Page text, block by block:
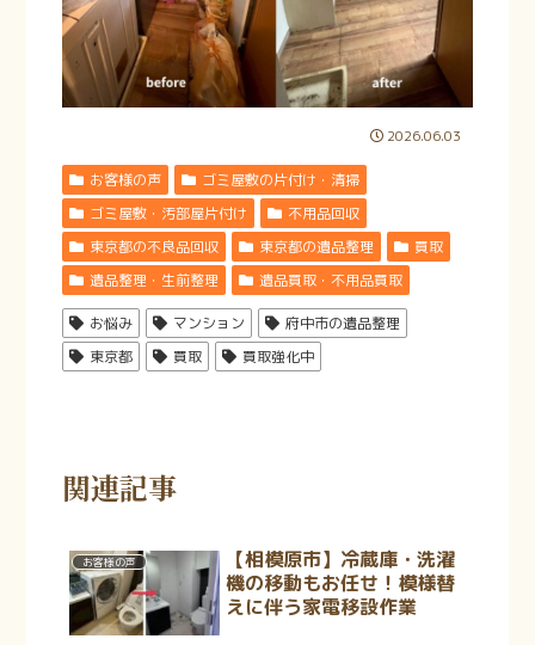
2026.06.03
お客様の声
ゴミ屋敷の片付け・清掃
ゴミ屋敷・汚部屋片付け
不用品回収
東京都の不良品回収
東京都の遺品整理
買取
遺品整理・生前整理
遺品買取・不用品買取
お悩み マンション
府中市の遺品整理
東京都
買取 買取強化中
関連記事
お客様の声
【相模原市】冷蔵庫・洗濯
機の移動もお任せ！模様替
えに伴う家電移設作業